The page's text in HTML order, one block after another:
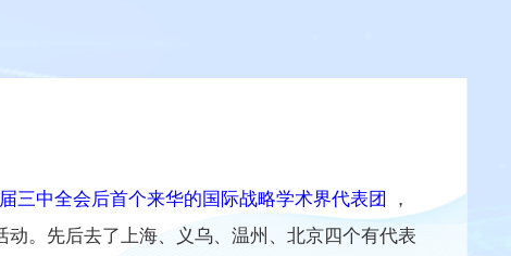
三中全会后首个来华的国际战略学术界代表团
，
。先后去了上海、义乌、温州、北京四个有代表